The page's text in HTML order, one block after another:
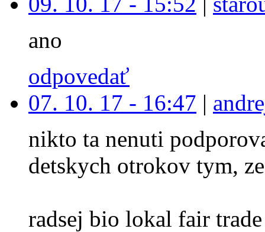
ano
odpovedať
07. 10. 17 - 16:47 |
nikto ta nenuti
detskych otrokov tym,
radsej bio lokal fair